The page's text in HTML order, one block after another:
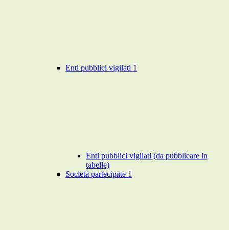
Enti pubblici vigilati 1
Enti pubblici vigilati (da pubblicare in
tabelle)
Società partecipate 1